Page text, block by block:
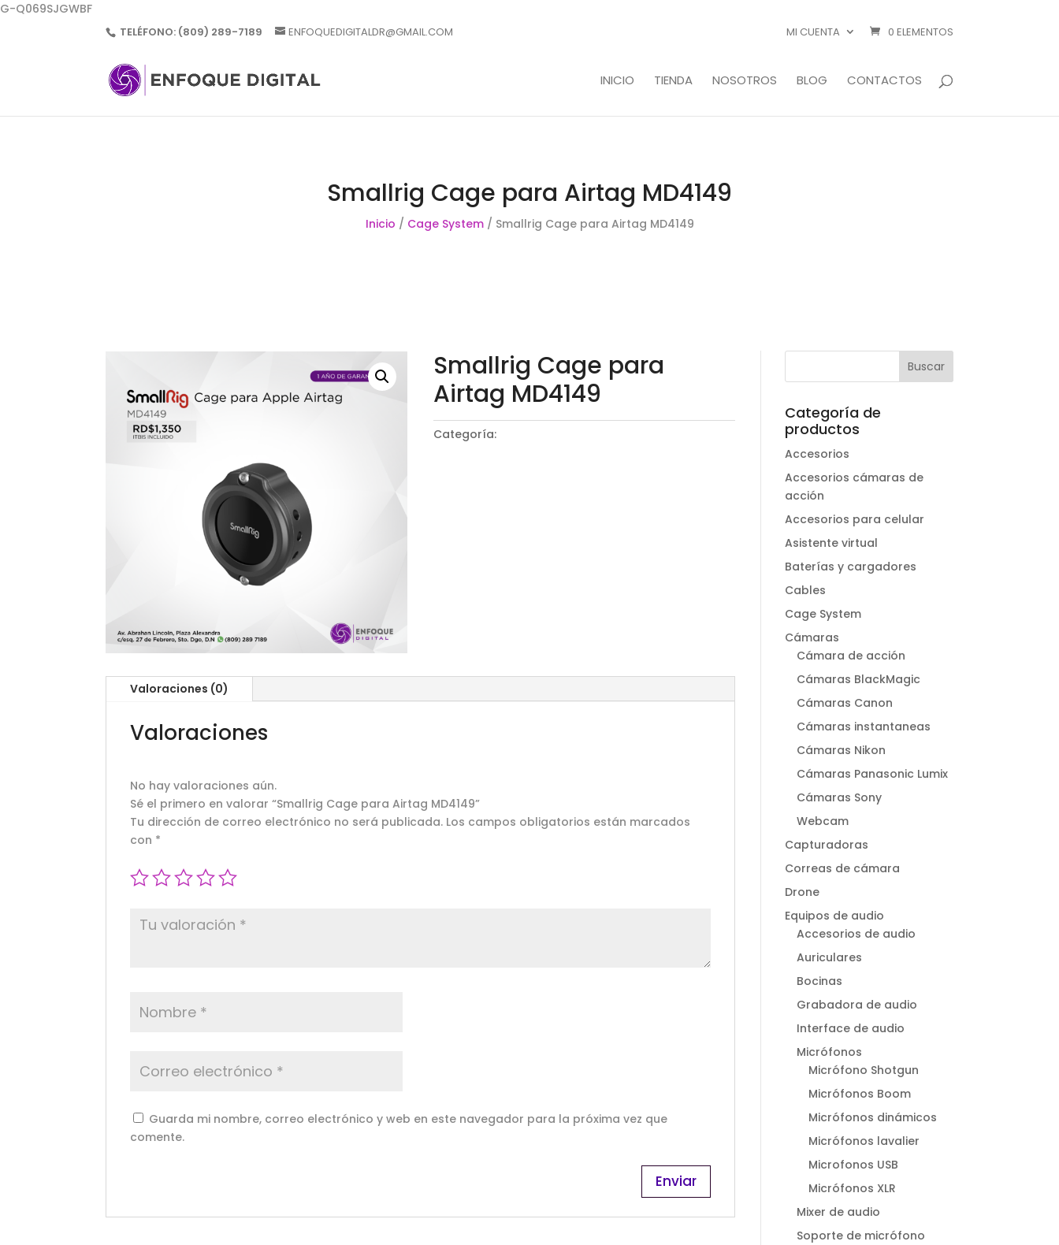
G-Q069SJGWBF
TELÉFONO: (809) 289-7189 ENFOQUEDIGITALDR@GMAIL.COM MI CUENTA 0 ELEMENTOS
INICIO TIENDA NOSOTROS BLOG CONTACTOS
Smallrig Cage para Airtag MD4149
Inicio / Cage System/ Smallrig Cage para Airtag MD4149
Smallrig Cage para
Airtag MD4149
Categoría:
Valoraciones (0)
Valoraciones
No hay valoraciones aún.
Sé el primero en valorar “Smallrig Cage para Airtag MD4149”
Tu dirección de correo electrónico no será publicada. Los campos obligatorios están marcados
con *
Guarda mi nombre, correo electrónico y web en este navegador para la próxima vez que
comente.
Categoría de
productos
Accesorios
Accesorios cámaras de
acción
Accesorios para celular
Asistente virtual
Baterías y cargadores
Cables
Cage System
Cámaras
Cámara de acción
Cámaras BlackMagic
Cámaras Canon
Cámaras instantaneas
Cámaras Nikon
Cámaras Panasonic Lumix
Cámaras Sony
Webcam
Capturadoras
Correas de cámara
Drone
Equipos de audio
Accesorios de audio
Auriculares
Bocinas
Grabadora de audio
Interface de audio
Micrófonos
Micrófono Shotgun
Micrófonos Boom
Micrófonos dinámicos
Micrófonos lavalier
Microfonos USB
Micrófonos XLR
Mixer de audio
Soporte de micrófono